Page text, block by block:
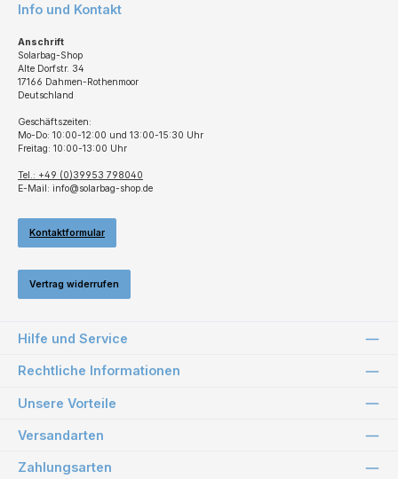
Info und Kontakt
Anschrift
Solarbag-Shop
Alte Dorfstr. 34
17166 Dahmen-Rothenmoor
Deutschland
Geschäftszeiten:
Mo-Do: 10:00-12:00 und 13:00-15:30 Uhr
Freitag: 10:00-13:00 Uhr
Tel.: +49 (0)39953 798040
E-Mail: info@solarbag-shop.de
Kontaktformular
Vertrag widerrufen
Hilfe und Service
Rechtliche Informationen
Unsere Vorteile
Versandarten
Zahlungsarten